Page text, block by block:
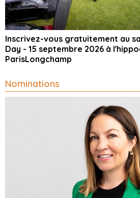
Inscrivez-vous gratuitement au
Day - 15 septembre 2026 à
ParisLongchamp
Nominations